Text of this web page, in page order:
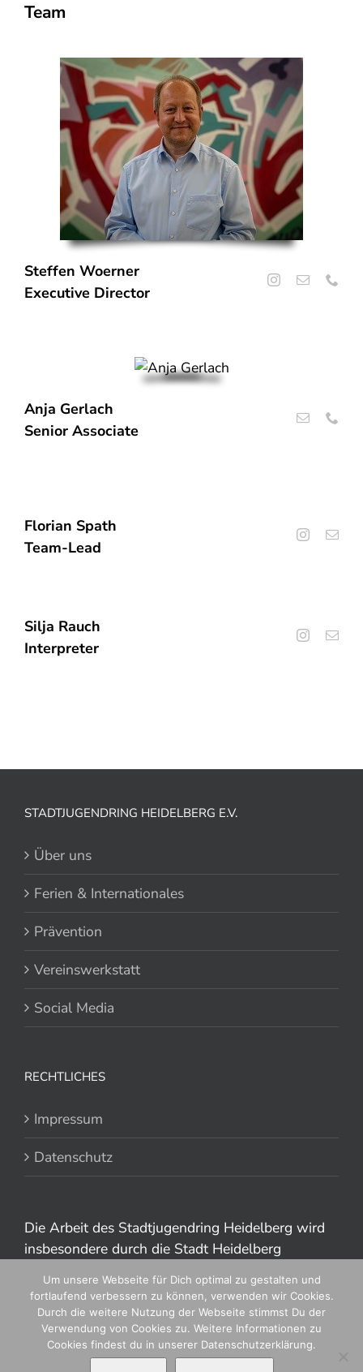
Team
Steffen Woerner
Executive Director
Anja Gerlach
Senior Associate
Florian Spath
Team-Lead
Silja Rauch
Interpreter
STADTJUGENDRING HEIDELBERG E.V.
Über uns
Ferien & Internationales
Prävention
Vereinswerkstatt
Social Media
RECHTLICHES
Impressum
Datenschutz
Die Arbeit des Stadtjugendring Heidelberg wird
insbesondere durch die Stadt Heidelberg
Um unsere Webseite für Dich optimal zu gestalten und
fortlaufend verbessern zu können, verwenden wir Cookies.
Durch die weitere Nutzung der Webseite stimmst Du der
Verwendung von Cookies zu. Weitere Informationen zu
Cookies findest du in unserer Datenschutzerklärung.